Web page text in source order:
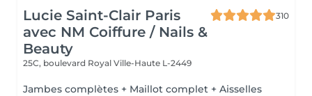
Lucie Saint-Clair Paris
avec NM Coiffure / Nails &
Beauty
310
25C, boulevard Royal Ville-Haute L-2449
Jambes complètes + Maillot complet + Aisselles